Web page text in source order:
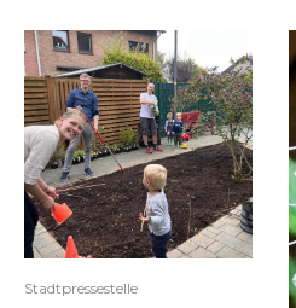
Stadtpressestelle